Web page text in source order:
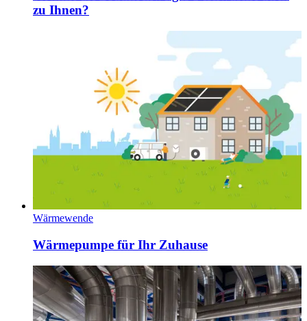
zu Ihnen?
Wärmewende
Wärmepumpe für Ihr Zuhause